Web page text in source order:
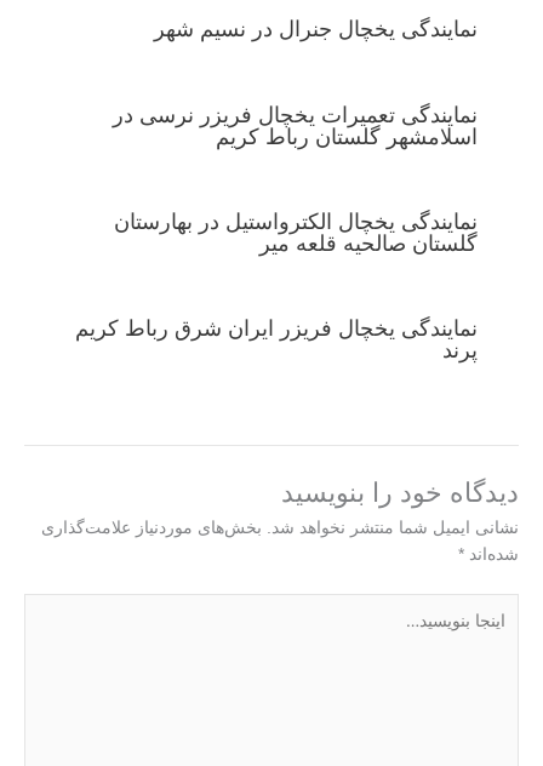
نمایندگی یخچال جنرال در نسیم شهر
نمایندگی تعمیرات یخچال فریزر نرسی در
اسلامشهر گلستان رباط کریم
نمایندگی یخچال الکترواستیل در بهارستان
گلستان صالحیه قلعه میر
نمایندگی یخچال فریزر ایران شرق رباط کریم
پرند
دیدگاه‌ خود را بنویسید
نشانی ایمیل شما منتشر نخواهد شد. بخش‌های موردنیاز علامت‌گذاری
شده‌اند *
بنویسید…